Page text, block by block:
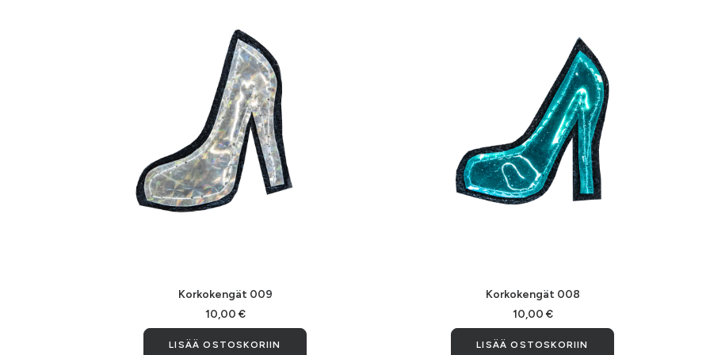
LISÄÄ OSTOSKORIIN
Korkokengät 009
10,00 €
LISÄÄ OSTOSKORIIN
LISÄÄ OSTOSKORIIN
Korkokengät 008
10,00 €
LISÄÄ OSTOSKORIIN